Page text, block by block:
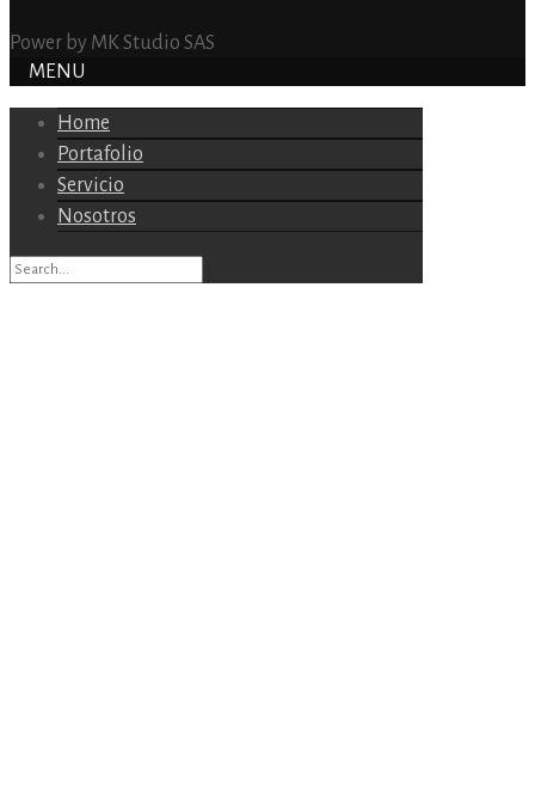
Power by MK Studio SAS
MENU
Home
Portafolio
Servicio
Nosotros